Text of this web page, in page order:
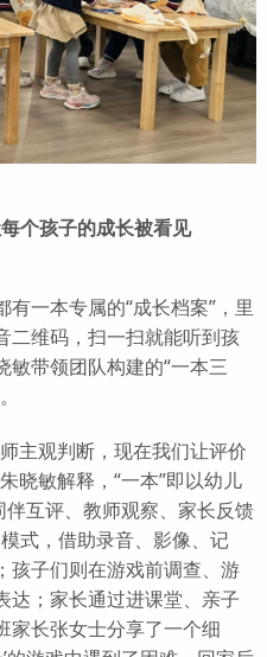
个孩子的成长被看见
一本专属的“成长档案”，里
二维码，扫一扫就能听到孩
带领团队构建的“一本三
观判断，现在我们让评价
晓敏解释，“一本”即以幼儿
伴互评、教师观察、家长反馈
式，借助录音、影像、记
孩子们则在游戏前调查、游
达；家长通过进课堂、亲子
家长张女士分享了一个细